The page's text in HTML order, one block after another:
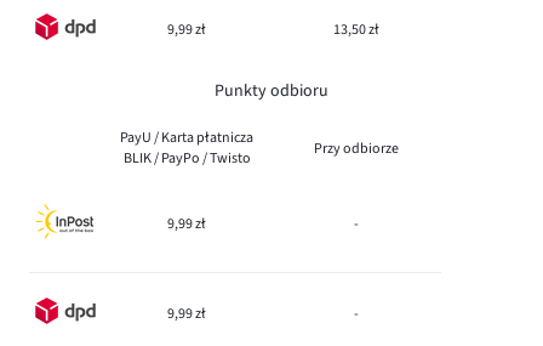
9,99 zł 13,50 zł
Punkty odbioru
PayU / Karta płatnicza
BLIK / PayPo / Twisto
Przy odbiorze
9,99 zł -
9,99 zł -